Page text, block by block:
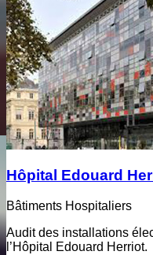
Hôpital Edouard
Bâtiments Hospitaliers
Audit des installations
l’Hôpital Edouard Herriot.